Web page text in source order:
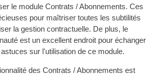
le module Contrats / Abonnements. Ces
pour maîtriser toutes les subtilités
la gestion contractuelle. De plus, le
est un excellent endroit pour échanger
sur l'utilisation de ce module.
des Contrats / Abonnements est